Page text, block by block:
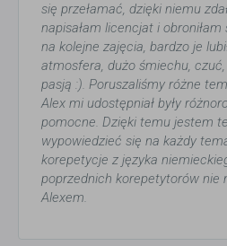
się przełamać, dzięki niemu
napisałam licencjat i obroniłam
na kolejne zajęcia, bardzo je
atmosfera, dużo śmiechu,
pasją :). Poruszaliśmy różne
Alex mi udostępniał były
pomocne. Dzięki temu jestem
wypowiedzieć się na każdy
korepetycje z języka
poprzednich korepetytorów nie
Alexem.